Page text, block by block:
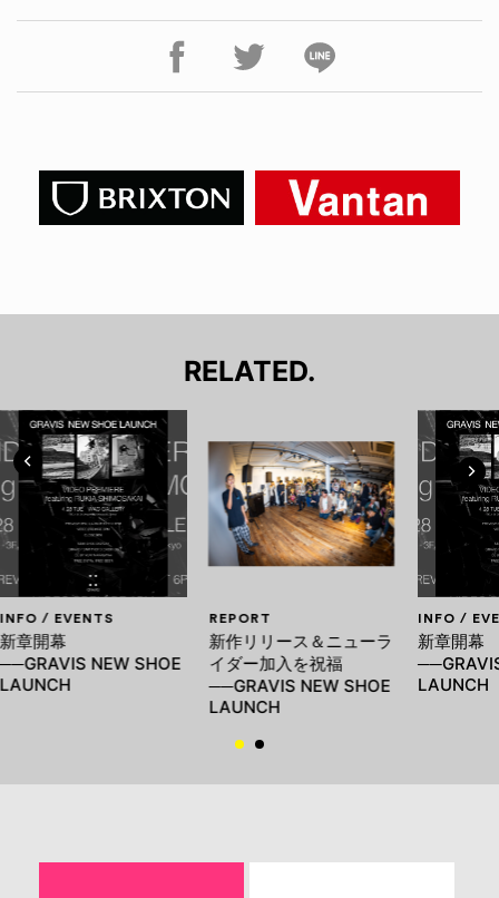
RELATED.
INFO / EVENTS
新章開幕
──GRAVIS NEW SHOE
LAUNCH
REPORT
新作リリース＆ニューラ
イダー加入を祝福
──GRAVIS NEW SHOE
LAUNCH
INFO /
新章開幕
LAUNCH